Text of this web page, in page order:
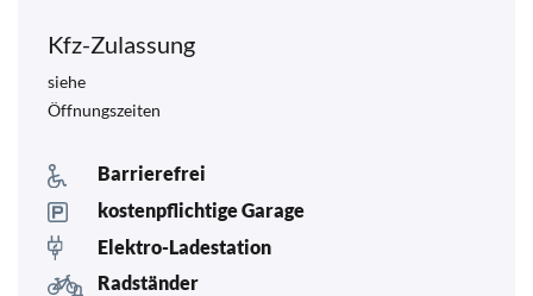
Kfz-Zulassung
siehe
Öffnungszeiten
Barrierefrei
kostenpflichtige Garage
Elektro-Ladestation
Radständer